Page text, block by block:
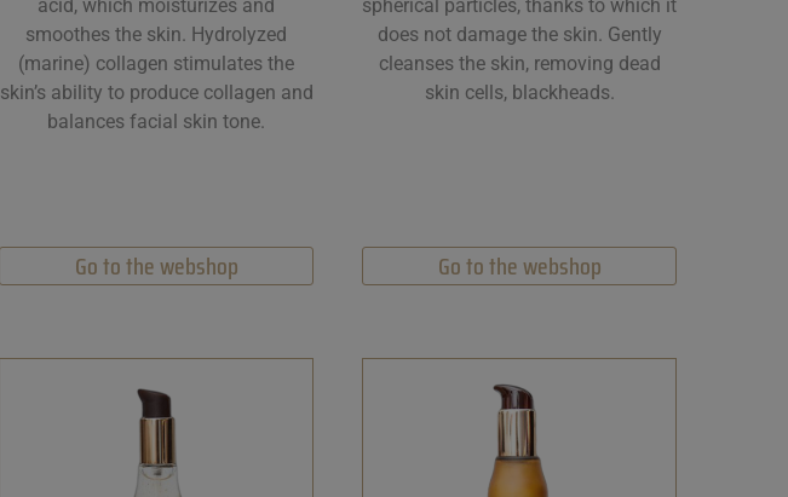
acid, which moisturizes and
smoothes the skin. Hydrolyzed
(marine) collagen stimulates the
skin’s ability to produce collagen and
balances facial skin tone.
Go to the webshop
spherical particles, thanks to which it
does not damage the skin. Gently
cleanses the skin, removing dead
skin cells, blackheads.
Go to the webshop